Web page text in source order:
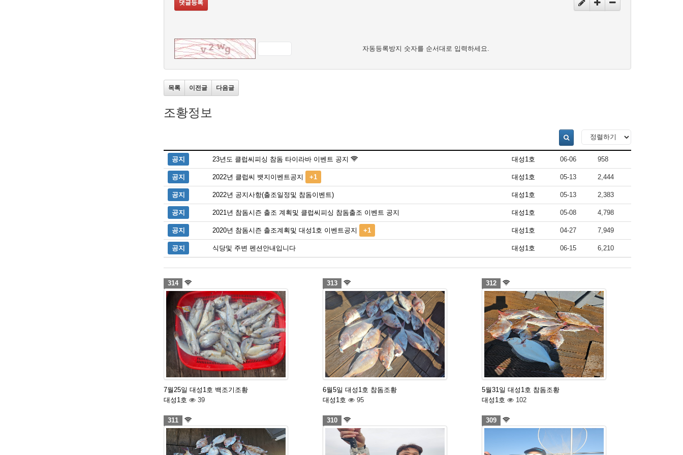
댓글등록
자동등록방지 숫자를 순서대로 입력하세요.
목록 이전글 다음글
조황정보
공지 23년도 클럽씨피싱 참돔 타이라바 이벤트 공지 대성1호 06-06 958
공지 2022년 클럽씨 뱃지이벤트공지 +1 대성1호 05-13 2,444
공지 2022년 공지사항(출조일정및 참돔이벤트) 대성1호 05-13 2,383
공지 2021년 참돔시즌 출조 계획및 클럽씨피싱 참돔출조 이벤트 공지 대성1호 05-08 4,798
공지 2020년 참돔시즌 출조계획및 대성1호 이벤트공지 +1 대성1호 04-27 7,949
공지 식당및 주변 펜션안내입니다 대성1호 06-15 6,210
314
7월25일 대성1호 백조기조황
대성1호
39
313
6월5일 대성1호 참돔조황
대성1호
95
312
5월31일 대성1호 참돔조황
대성1호
102
311 310 309